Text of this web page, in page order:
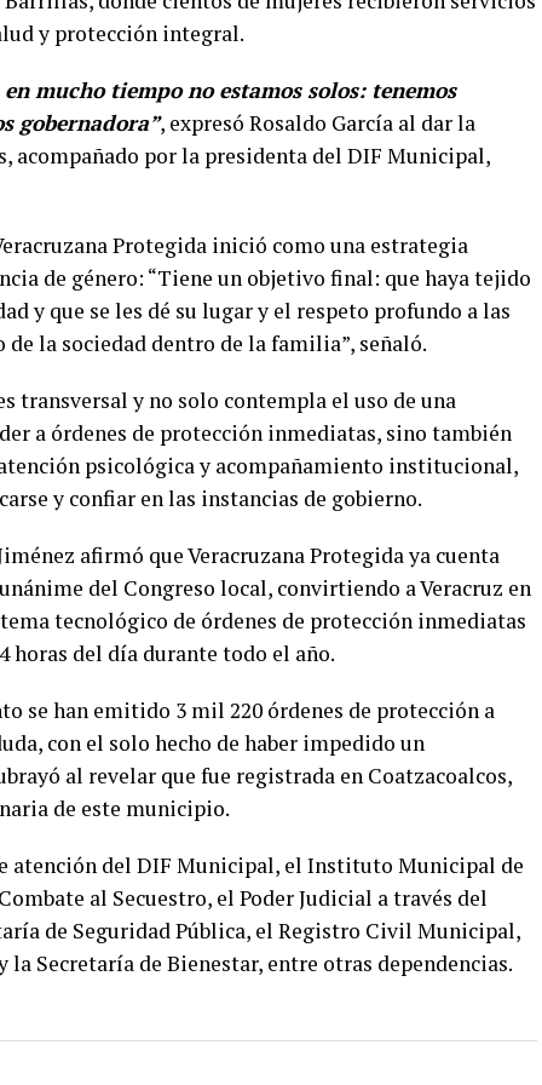
y protección integral.
mucho tiempo no estamos solos: tenemos
gobernadora”, expresó Rosaldo García al dar la
acompañado por la presidenta del DIF Municipal,
Protegida inició como una estrategia
de género: “Tiene un objetivo final: que haya tejido
y que se les dé su lugar y el respeto profundo a las
la sociedad dentro de la familia”, señaló.
transversal y no solo contempla el uso de una
a órdenes de protección inmediatas, sino también
psicológica y acompañamiento institucional,
y confiar en las instancias de gobierno.
afirmó que Veracruzana Protegida ya cuenta
del Congreso local, convirtiendo a Veracruz en
tecnológico de órdenes de protección inmediatas
horas del día durante todo el año.
se han emitido 3 mil 220 órdenes de protección a
con el solo hecho de haber impedido un
al revelar que fue registrada en Coatzacoalcos,
de este municipio.
atención del DIF Municipal, el Instituto Municipal de
al Secuestro, el Poder Judicial a través del
de Seguridad Pública, el Registro Civil Municipal,
Secretaría de Bienestar, entre otras dependencias.